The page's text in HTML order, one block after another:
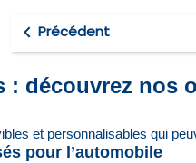
 Précédent
découvrez nos
et personnalisables qui
pour l’automobile